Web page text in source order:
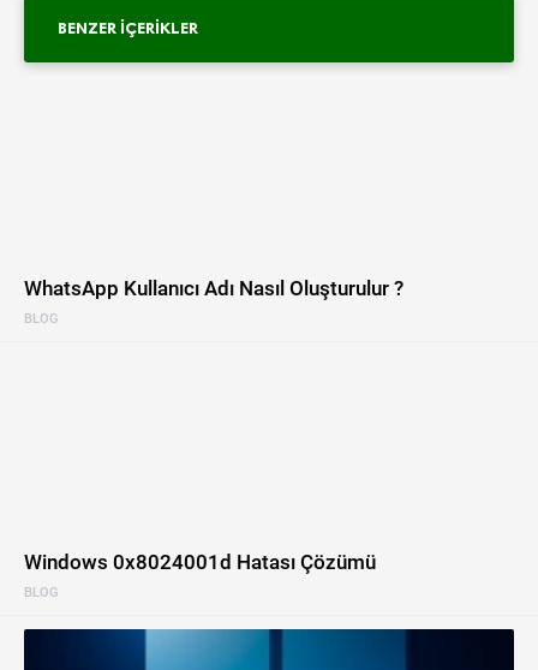
BENZER İÇERIKLER
BLOG
WhatsApp Kullanıcı Adı Nasıl Oluşturulur ?
BLOG
Windows 0x8024001d Hatası Çözümü